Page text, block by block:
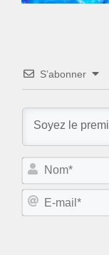
S’abonner